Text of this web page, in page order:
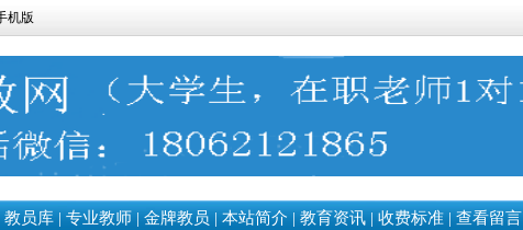
机版
教员库 | 专业教师 | 金牌教员 | 本站简介 | 教育资讯 | 收费标准 | 查看留言